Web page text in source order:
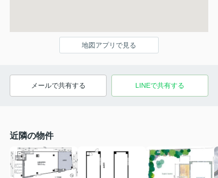
地図アプリで見る
メールで共有する LINEで共有する
近隣の物件